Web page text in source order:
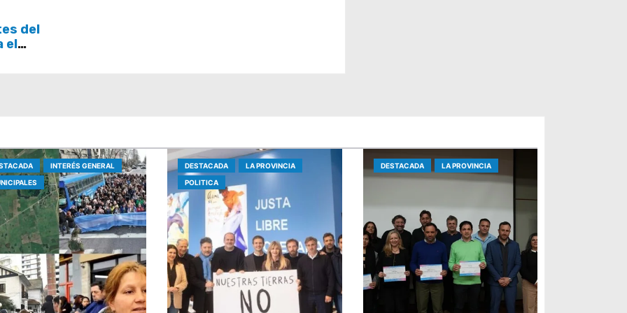
del
el
INTERÉS GENERAL
DESTACADA
LA PROVINCIA
POLITICA
DESTACADA LA PROVINCIA